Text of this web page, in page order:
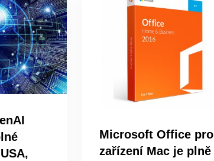
Microsoft Office pro
zařízení Mac je plně